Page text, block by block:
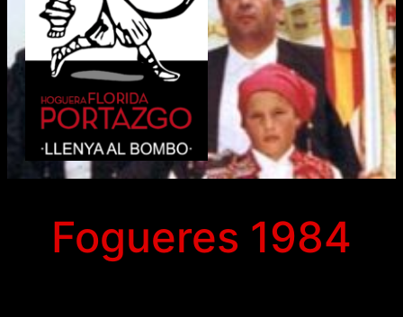
Fogueres 1984